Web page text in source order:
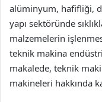
alüminyum, hafifliği,
yapı sektöründe
malzemelerin
teknik makina
makalede, teknik
makineleri hakkında